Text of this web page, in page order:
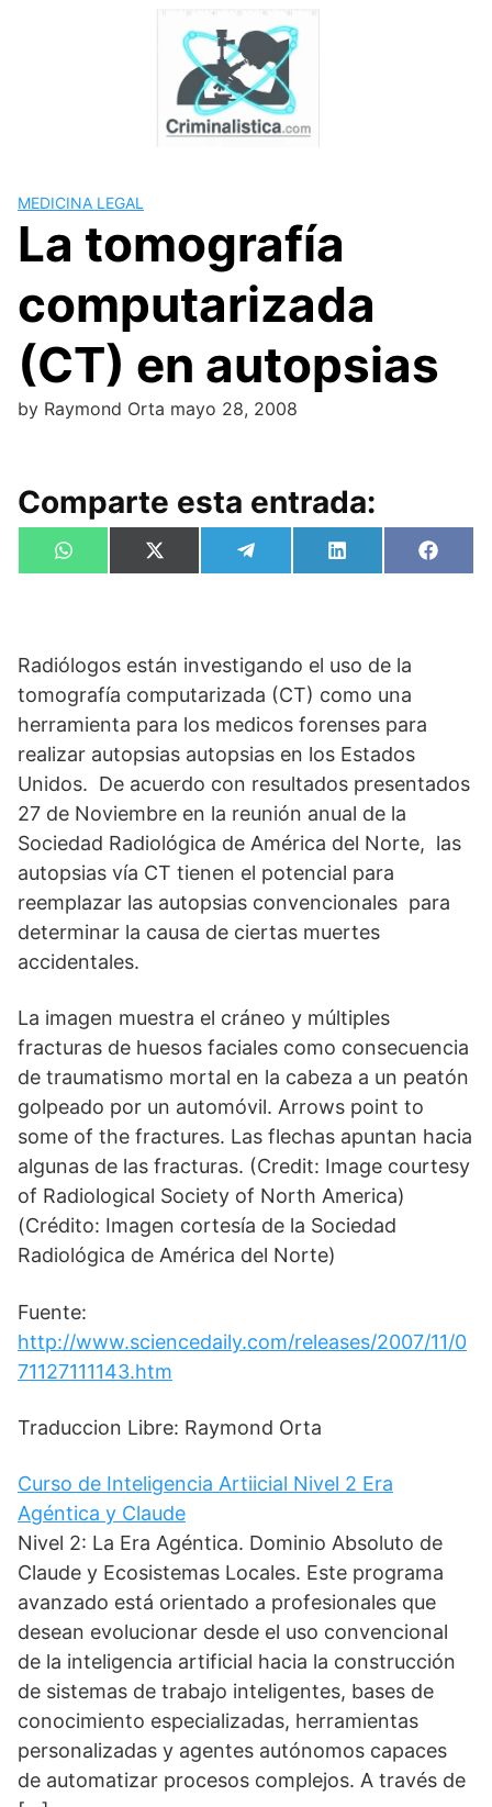
MEDICINA LEGAL
La tomografía
computarizada
(CT) en autopsias
by Raymond Orta mayo 28, 2008
Comparte esta entrada:
Compartir
en
W
h
p
Compartir
en
X
(
t
r
)
Compartir
en
e
a
m
Compartir
en
L
i
I
en
F
a
Radiólogos están investigando el uso de la
tomografía computarizada (CT) como una
herramienta para los medicos forenses para
realizar autopsias autopsias en los Estados
Unidos. De acuerdo con resultados presentados
27 de Noviembre en la reunión anual de la
Sociedad Radiológica de América del Norte, las
autopsias vía CT tienen el potencial para
reemplazar las autopsias convencionales para
determinar la causa de ciertas muertes
accidentales.
La imagen muestra el cráneo y múltiples
fracturas de huesos faciales como consecuencia
de traumatismo mortal en la cabeza a un peatón
golpeado por un automóvil. Arrows point to
some of the fractures. Las flechas apuntan hacia
algunas de las fracturas. (Credit: Image courtesy
of Radiological Society of North America)
(Crédito: Imagen cortesía de la Sociedad
Radiológica de América del Norte)
Fuente:
http://www.sciencedaily.com/releases/2007/11/0
71127111143.htm
Traduccion Libre: Raymond Orta
Curso de Inteligencia Artiicial Nivel 2 Era
Agéntica y Claude
Nivel 2: La Era Agéntica. Dominio Absoluto de
Claude y Ecosistemas Locales. Este programa
avanzado está orientado a profesionales que
desean evolucionar desde el uso convencional
de la inteligencia artificial hacia la construcción
de sistemas de trabajo inteligentes, bases de
conocimiento especializadas, herramientas
personalizadas y agentes autónomos capaces
de automatizar procesos complejos. A través de